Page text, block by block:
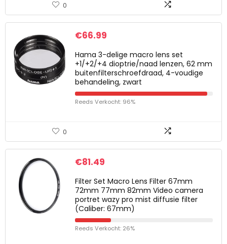
0
€66.99
Hama 3-delige macro lens set
+1/+2/+4 dioptrie/naad lenzen, 62 mm
buitenfilterschroefdraad, 4-voudige
behandeling, zwart
Reeds Verkocht: 96%
0
€81.49
Filter Set Macro Lens Filter 67mm
72mm 77mm 82mm Video camera
portret wazy pro mist diffusie filter
(Caliber: 67mm)
Reeds Verkocht: 26%